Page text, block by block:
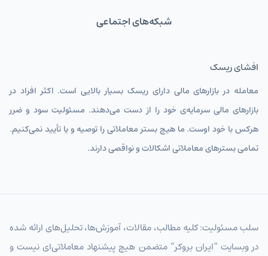
شبکه‌های اجتماعی
افشای ریسک
معامله در بازارهای مالی دارای ریسک بسیار بالایی است. اکثر افراد در
بازارهای مالی سرمایه‌ی خود را از دست می‌دهند. مسئولیت سود و ضرر
هرکس با خود اوست. ما هیچ بستر معاملاتی را توصیه و یا تأیید نمی‌کنیم.
تمامی بسترهای معاملاتی اشکالات و نواقصی دارند.
سلب مسئولیت: کلیه مطالب، مقالات، آموزش‌ها، تحلیل‌های ارائه شده
در وبسایت “ایران بروکر” متضمن هیچ پیشنهاد معاملاتی‌ای نیست و